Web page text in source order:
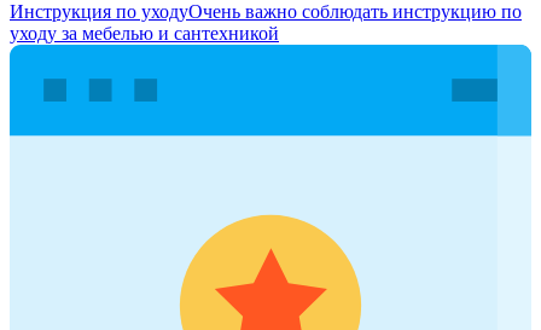
Инструкция по уходуОчень важно соблюдать инструкцию по
уходу за мебелью и сантехникой